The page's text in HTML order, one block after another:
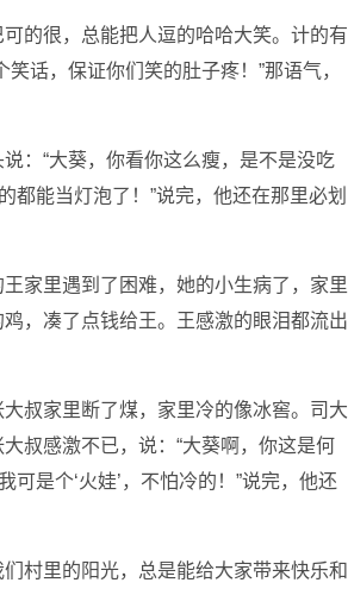
的很，总能把人逗的哈哈大笑。计的有
话，保证你们笑的肚子疼！”那语气，
：“大葵，你看你这么瘦，是不是没吃
都能当灯泡了！”说完，他还在那里必划
家里遇到了困难，她的小生病了，家里
，凑了点钱给王。王感激的眼泪都流出
叔家里断了煤，家里冷的像冰窖。司大
叔感激不已，说：“大葵啊，你这是何
是个‘火娃’，不怕冷的！”说完，他还
村里的阳光，总是能给大家带来快乐和